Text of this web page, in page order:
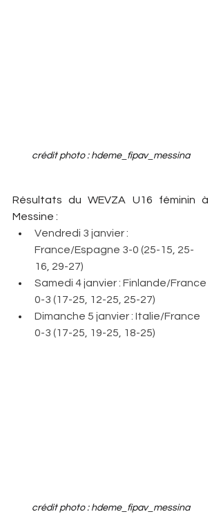
crédit photo : hdeme_fipav_messina
Résultats du WEVZA U16 féminin à
Messine :
Vendredi 3 janvier :
France/Espagne 3-0 (25-15, 25-
16, 29-27)
Samedi 4 janvier : Finlande/France
0-3 (17-25, 12-25, 25-27)
Dimanche 5 janvier : Italie/France
0-3 (17-25, 19-25, 18-25)
crédit photo : hdeme_fipav_messina